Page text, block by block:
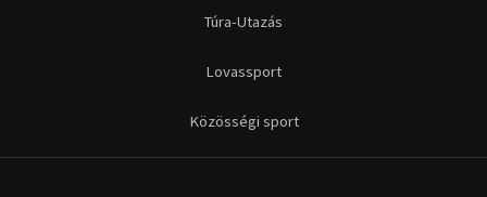
Túra-Utazás
Lovassport
Közösségi sport